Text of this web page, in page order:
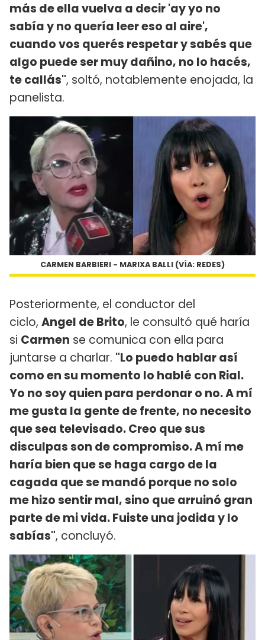
más de ella vuelva a decir 'ay yo no
sabía y no quería leer eso al aire',
cuando vos querés respetar y sabés que
algo puede ser muy dañino, no lo hacés,
te callás", soltó, notablemente enojada, la
panelista.
CARMEN BARBIERI - MARIXA BALLI (VÍA: REDES)
Posteriormente, el conductor del
ciclo, Angel de Brito, le consultó qué haría
si Carmen se comunica con ella para
juntarse a charlar. "Lo puedo hablar así
como en su momento lo hablé con Rial.
Yo no soy quien para perdonar o no. A mí
me gusta la gente de frente, no necesito
que sea televisado. Creo que sus
disculpas son de compromiso. A mí me
haría bien que se haga cargo de la
cagada que se mandó porque no solo
me hizo sentir mal, sino que arruinó gran
parte de mi vida. Fuiste una jodida y lo
sabías", concluyó.